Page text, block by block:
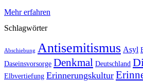
Mehr erfahren
Schlagwörter
Abschiebung Antisemitismus Asyl
Daseinsvorsorge Denkmal Deutschland
Elbvertiefung Erinnerungskultur